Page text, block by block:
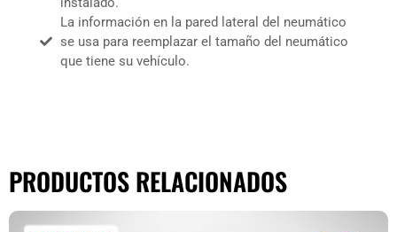
La información en la pared lateral del neumático
se usa para reemplazar el tamaño del neumático
que tiene su vehículo.
PRODUCTOS RELACIONADOS